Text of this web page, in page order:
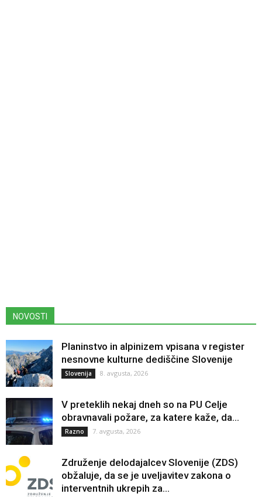
NOVOSTI
Planinstvo in alpinizem vpisana v register
nesnovne kulturne dediščine Slovenije
Slovenija 8. avgusta, 2026
V preteklih nekaj dneh so na PU Celje
obravnavali požare, za katere kaže, da...
Razno 7. avgusta, 2026
Združenje delodajalcev Slovenije (ZDS)
obžaluje, da se je uveljavitev zakona o
interventnih ukrepih za...